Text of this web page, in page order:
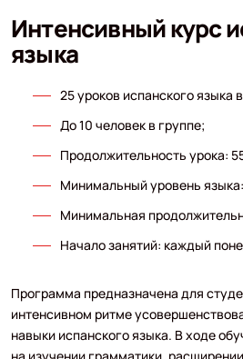
Интенсивный курс
языка
25 уроков испанского языка
До 10 человек в группе;
Продолжительность урока:
Минимальный уровень
Минимальная
Начало занятий: каждый
Программа предназначена для
интенсивном ритме
навыки испанского языка. В ходе